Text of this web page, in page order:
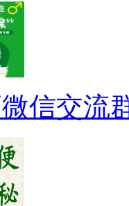
信交流